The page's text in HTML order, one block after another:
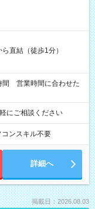
直結（徒歩1分）
にご相談ください
コンスキル不要
詳細へ
掲載日：2026.08.03